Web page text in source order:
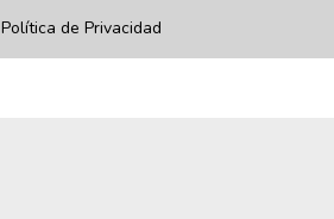
Política de Privacidad